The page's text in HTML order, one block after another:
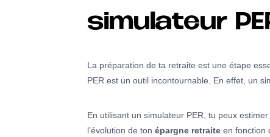
simulateur
La préparation de ta retraite est une étape
PER est un outil incontournable. En effet, un
En utilisant un simulateur PER, tu peux
l’évolution de ton épargne retraite en fonction